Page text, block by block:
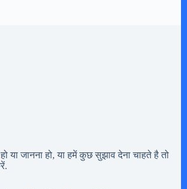
या जानना हो, या हमें कुछ सुझाव देना चाहते है तो